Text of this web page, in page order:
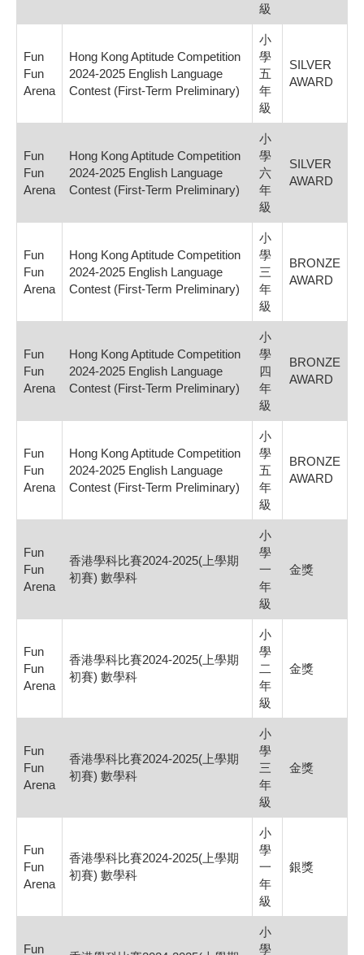
級
Fun
Fun
Arena
Hong Kong Aptitude Competition
2024-2025 English Language
Contest (First-Term Preliminary)
小
學
五
年
級
SILVER
AWARD
Fun
Fun
Arena
Hong Kong Aptitude Competition
2024-2025 English Language
Contest (First-Term Preliminary)
小
學
六
年
級
SILVER
AWARD
Fun
Fun
Arena
Hong Kong Aptitude Competition
2024-2025 English Language
Contest (First-Term Preliminary)
小
學
三
年
級
BRONZE
AWARD
Fun
Fun
Arena
Hong Kong Aptitude Competition
2024-2025 English Language
Contest (First-Term Preliminary)
小
學
四
年
級
BRONZE
AWARD
Fun
Fun
Arena
Hong Kong Aptitude Competition
2024-2025 English Language
Contest (First-Term Preliminary)
小
學
五
年
級
BRONZE
AWARD
Fun
Fun
Arena
香港學科比賽2024-2025(上學期
初賽) 數學科
小
學
一
年
級
金獎
Fun
Fun
Arena
香港學科比賽2024-2025(上學期
初賽) 數學科
小
學
二
年
級
金獎
Fun
Fun
Arena
香港學科比賽2024-2025(上學期
初賽) 數學科
小
學
三
年
級
金獎
Fun
Fun
Arena
香港學科比賽2024-2025(上學期
初賽) 數學科
小
學
一
年
級
銀獎
Fun
小
學